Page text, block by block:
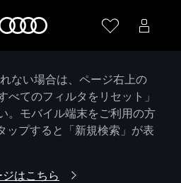
ない場合は、ページ右上の
べてのフィルタをリセット」
。モバイル端末をご利用の方
ップすると「新規検索」が表
はこちら